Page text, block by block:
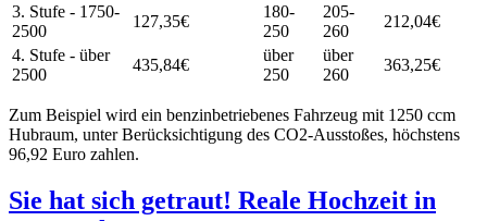
3. Stufe - 1750-
2500
127,35€
180-
250
205-
260
212,04€
4. Stufe - über
2500
435,84€
über
250
über
260
363,25€
Zum Beispiel wird ein benzinbetriebenes Fahrzeug mit 1250 ccm
Hubraum, unter Berücksichtigung des CO2-Ausstoßes, höchstens
96,92 Euro zahlen.
Sie hat sich getraut! Reale Hochzeit in